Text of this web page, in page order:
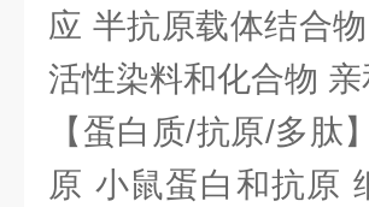
应 半抗原载体结合
活性染料和化合物
【蛋白质/抗原/多
原 小鼠蛋白和抗原